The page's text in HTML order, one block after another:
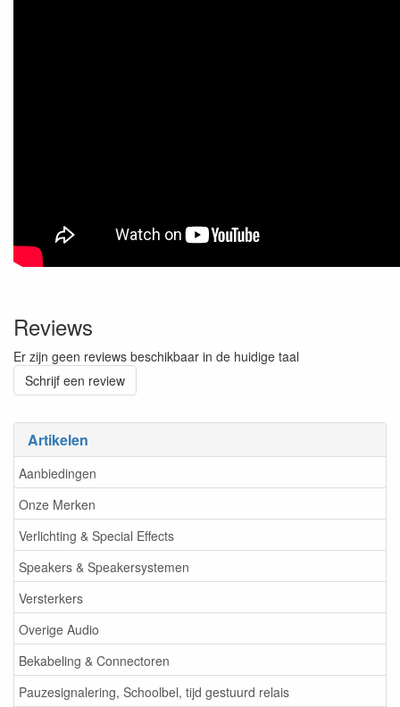
Artikelen
Aanbiedingen
Onze Merken
Verlichting & Special Effects
Speakers & Speakersystemen
Versterkers
Overige Audio
Bekabeling & Connectoren
Pauzesignalering, Schoolbel, tijd gestuurd relais
Reviews
Er zijn geen reviews beschikbaar in de huidige taal
Schrijf een review